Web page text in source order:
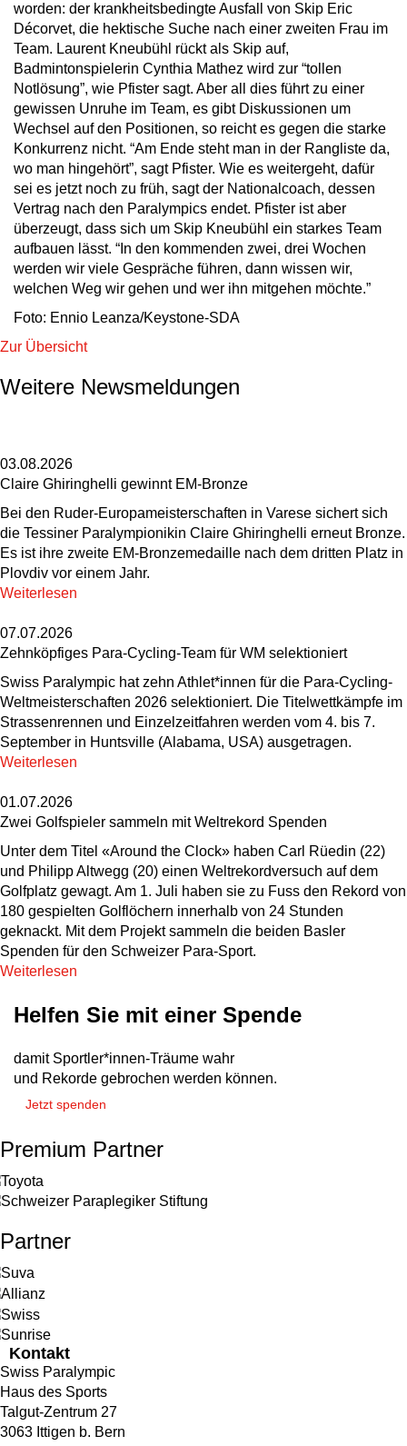
worden: der krankheitsbedingte Ausfall von Skip Eric
Décorvet, die hektische Suche nach einer zweiten Frau im
Team. Laurent Kneubühl rückt als Skip auf,
Badmintonspielerin Cynthia Mathez wird zur “tollen
Notlösung”, wie Pfister sagt. Aber all dies führt zu einer
gewissen Unruhe im Team, es gibt Diskussionen um
Wechsel auf den Positionen, so reicht es gegen die starke
Konkurrenz nicht. “Am Ende steht man in der Rangliste da,
wo man hingehört”, sagt Pfister. Wie es weitergeht, dafür
sei es jetzt noch zu früh, sagt der Nationalcoach, dessen
Vertrag nach den Paralympics endet. Pfister ist aber
überzeugt, dass sich um Skip Kneubühl ein starkes Team
aufbauen lässt. “In den kommenden zwei, drei Wochen
werden wir viele Gespräche führen, dann wissen wir,
welchen Weg wir gehen und wer ihn mitgehen möchte.”
Foto: Ennio Leanza/Keystone-SDA
Zur Übersicht
Weitere Newsmeldungen
03.08.2026
Claire Ghiringhelli gewinnt EM-Bronze
Bei den Ruder-Europameisterschaften in Varese sichert sich
die Tessiner Paralympionikin Claire Ghiringhelli erneut Bronze.
Es ist ihre zweite EM-Bronzemedaille nach dem dritten Platz in
Plovdiv vor einem Jahr.
Weiterlesen
07.07.2026
Zehnköpfiges Para-Cycling-Team für WM selektioniert
Swiss Paralympic hat zehn Athlet*innen für die Para-Cycling-
Weltmeisterschaften 2026 selektioniert. Die Titelwettkämpfe im
Strassenrennen und Einzelzeitfahren werden vom 4. bis 7.
September in Huntsville (Alabama, USA) ausgetragen.
Weiterlesen
01.07.2026
Zwei Golfspieler sammeln mit Weltrekord Spenden
Unter dem Titel «Around the Clock» haben Carl Rüedin (22)
und Philipp Altwegg (20) einen Weltrekordversuch auf dem
Golfplatz gewagt. Am 1. Juli haben sie zu Fuss den Rekord von
180 gespielten Golflöchern innerhalb von 24 Stunden
geknackt. Mit dem Projekt sammeln die beiden Basler
Spenden für den Schweizer Para-Sport.
Weiterlesen
Helfen Sie mit einer Spende
damit Sportler*innen-Träume wahr
und Rekorde gebrochen werden können.
Jetzt spenden
Premium Partner
Partner
Kontakt
Swiss Paralympic
Haus des Sports
Talgut-Zentrum 27
3063 Ittigen b. Bern